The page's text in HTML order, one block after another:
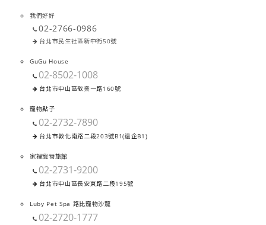
我們好好
02-2766-0986
台北市民生社區新中街50號
GuGu House
02-8502-1008
台北市中山區敬業一路160號
寵物點子
02-2732-7890
台北市敦化南路二段203號B1(遠企B1)
家裡寵物旅館
02-2731-9200
台北市中山區長安東路二段195號
Luby Pet Spa 路比寵物沙龍
02-2720-1777